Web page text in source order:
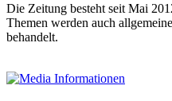
Die Zeitung besteht seit Mai
Themen werden auch
behandelt.